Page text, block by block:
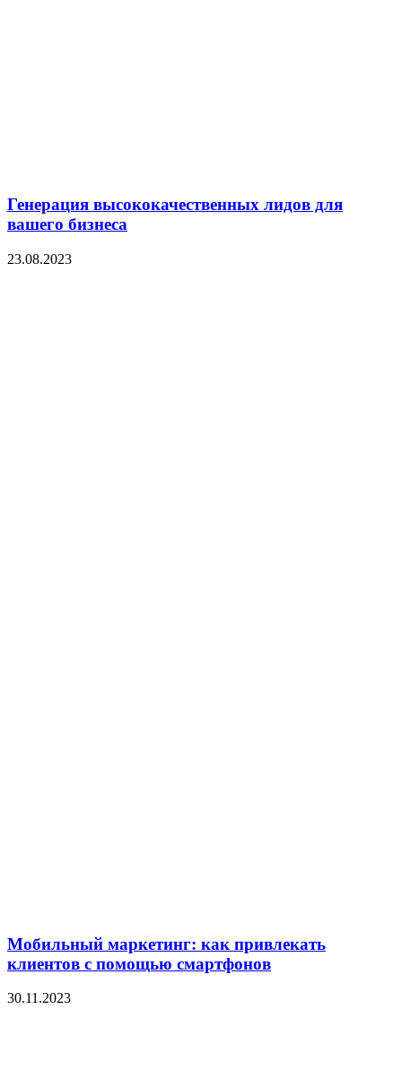
Генерация высококачественных лидов для
вашего бизнеса
23.08.2023
Мобильный маркетинг: как привлекать
клиентов с помощью смартфонов
30.11.2023